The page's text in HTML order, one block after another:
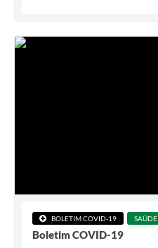
BOLETIM COVID-19 SAÚDE
Boletim COVID-19